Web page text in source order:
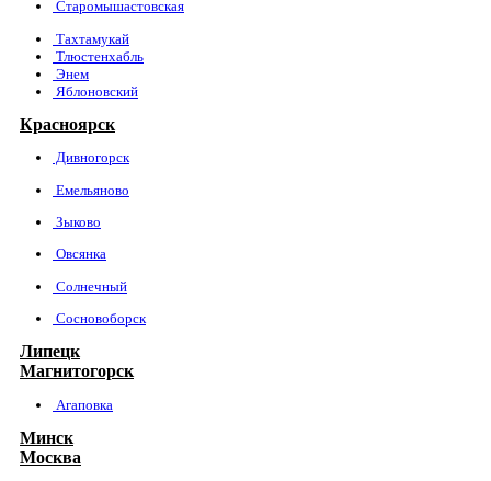
Старомышастовская
Тахтамукай
Тлюстенхабль
Энем
Яблоновский
Красноярск
Дивногорск
Емельяново
Зыково
Овсянка
Солнечный
Сосновоборск
Липецк
Магнитогорск
Агаповка
Минск
Москва